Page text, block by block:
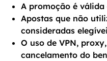
A promoção é
Apostas que não
consideradas
O uso de VPN,
cancelamento do